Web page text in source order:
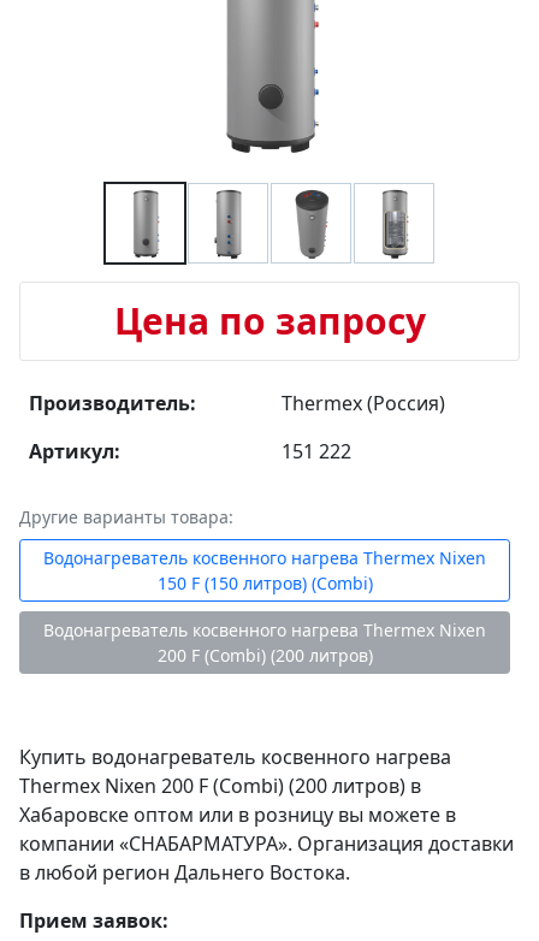
Цена по запросу
Производитель:
Thermex (Россия)
Артикул:
151 222
Другие варианты товара:
Водонагреватель косвенного нагрева Thermex Nixen
150 F (150 литров) (Combi)
Водонагреватель косвенного нагрева Thermex Nixen
200 F (Combi) (200 литров)
Купить водонагреватель косвенного нагрева
Thermex Nixen 200 F (Combi) (200 литров) в
Хабаровске оптом или в розницу вы можете в
компании «СНАБАРМАТУРА». Организация доставки
в любой регион Дальнего Востока.
Прием заявок: